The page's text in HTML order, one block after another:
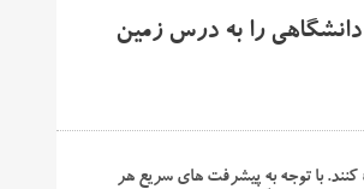
را به درس زمین
با توجه به پیشرفت های سریع هر